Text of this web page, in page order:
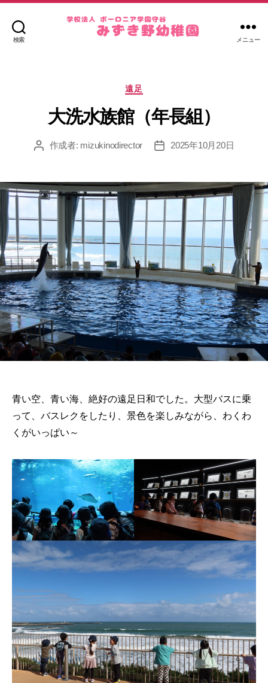
検索
野
稚
メニュー
カ
テ
ゴ
遠足
大洗水族館（年長組）
投 作成者: mizukinodirector
投
2025年10月20日
青い空、青い海、絶好の遠足日和でした。大型バスに乗
って、バスレクをしたり、景色を楽しみながら、わくわ
くがいっぱい～